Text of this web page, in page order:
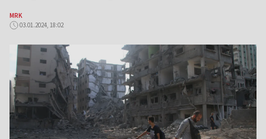
MRK
03.01.2024, 18:02